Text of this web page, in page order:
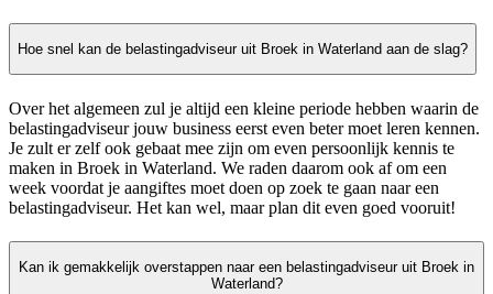
Hoe snel kan de belastingadviseur uit Broek in Waterland aan de slag?
Over het algemeen zul je altijd een kleine periode hebben waarin de
belastingadviseur jouw business eerst even beter moet leren kennen.
Je zult er zelf ook gebaat mee zijn om even persoonlijk kennis te
maken in Broek in Waterland. We raden daarom ook af om een
week voordat je aangiftes moet doen op zoek te gaan naar een
belastingadviseur. Het kan wel, maar plan dit even goed vooruit!
Kan ik gemakkelijk overstappen naar een belastingadviseur uit Broek in
Waterland?